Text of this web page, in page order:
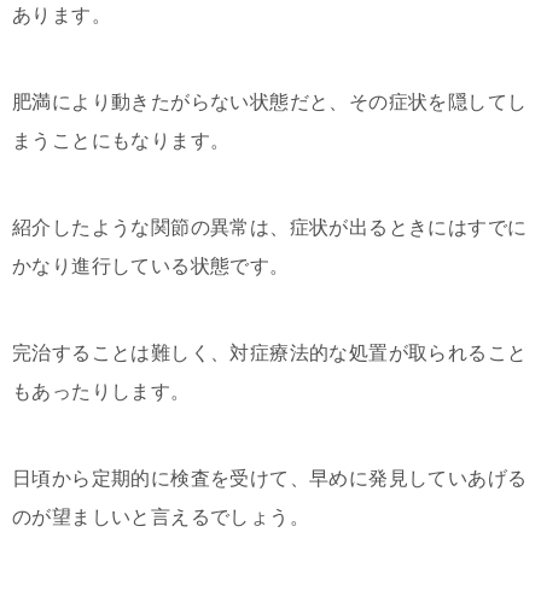
あります。
肥満により動きたがらない状態だと、その症状を隠してし
まうことにもなります。
紹介したような関節の異常は、症状が出るときにはすでに
かなり進行している状態です。
完治することは難しく、対症療法的な処置が取られること
もあったりします。
日頃から定期的に検査を受けて、早めに発見していあげる
のが望ましいと言えるでしょう。